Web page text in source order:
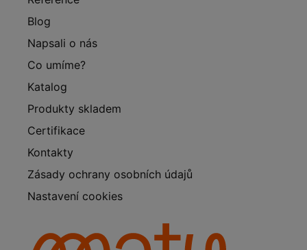
Blog
Napsali o nás
Co umíme?
Katalog
Produkty skladem
Certifikace
Kontakty
Zásady ochrany osobních údajů
Nastavení cookies